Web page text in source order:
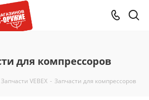
для компрессоров
Запчасти VEBEX - Запчасти для компрессоров